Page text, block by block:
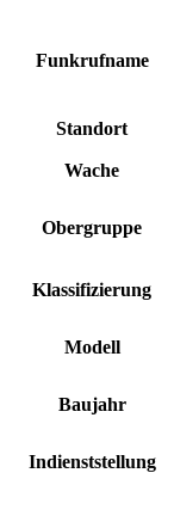
Funkrufname
Standort
Wache
Obergruppe
Klassifizierung
Modell
Baujahr
Indienststellung